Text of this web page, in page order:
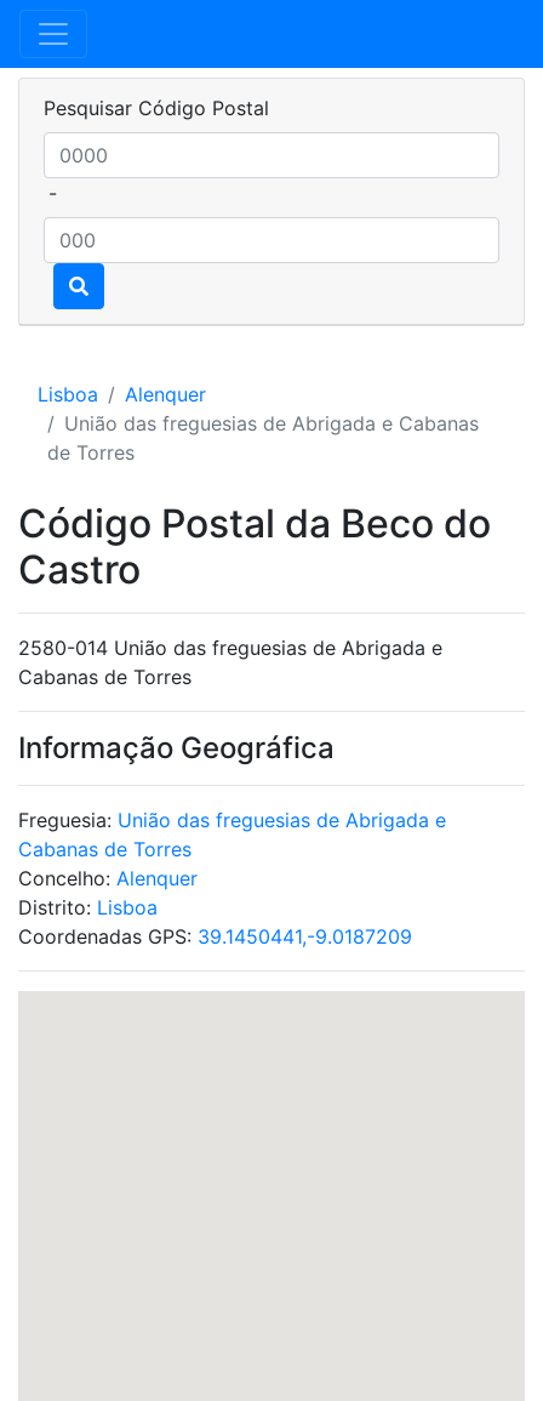
Pesquisar Código Postal
-
Lisboa
Alenquer
União das freguesias de Abrigada e Cabanas
de Torres
Código Postal da Beco do
Castro
2580-014 União das freguesias de Abrigada e
Cabanas de Torres
Informação Geográfica
Freguesia: União das freguesias de Abrigada e
Cabanas de Torres
Concelho: Alenquer
Distrito: Lisboa
Coordenadas GPS: 39.1450441,-9.0187209